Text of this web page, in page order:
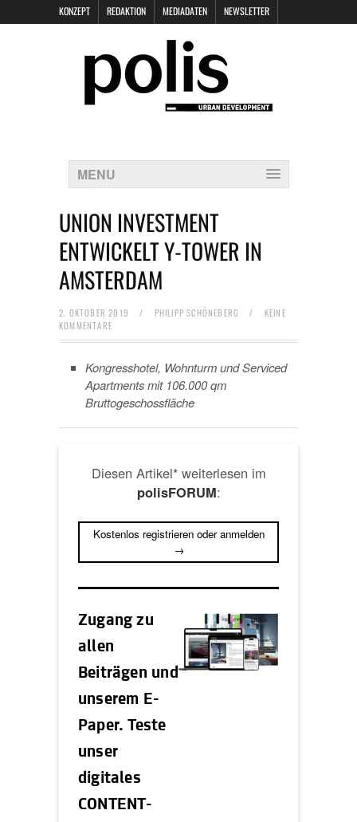
KONZEPT REDAKTION MEDIADATEN NEWSLETTER
DATENSCHUTZ
MENU
UNION INVESTMENT
ENTWICKELT Y-TOWER IN
AMSTERDAM
2. OKTOBER 2019 / PHILIPP SCHÖNEBERG /
KEINE
KOMMENTARE
Kongresshotel, Wohnturm und Serviced
Apartments mit 106.000 qm
Bruttogeschossfläche
Diesen Artikel* weiterlesen im
polisFORUM:
Kostenlos registrieren oder anmelden
→
Zugang zu
allen
Beiträgen und
unserem E-
Paper. Teste
unser
digitales
CONTENT-